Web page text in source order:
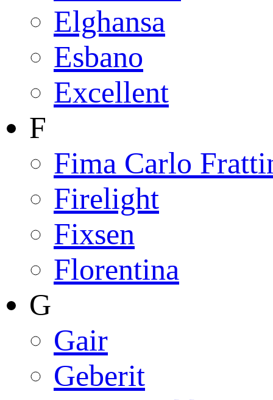
Elghansa
Esbano
Excellent
F
Fima Carlo
Firelight
Fixsen
Florentina
G
Gair
Geberit